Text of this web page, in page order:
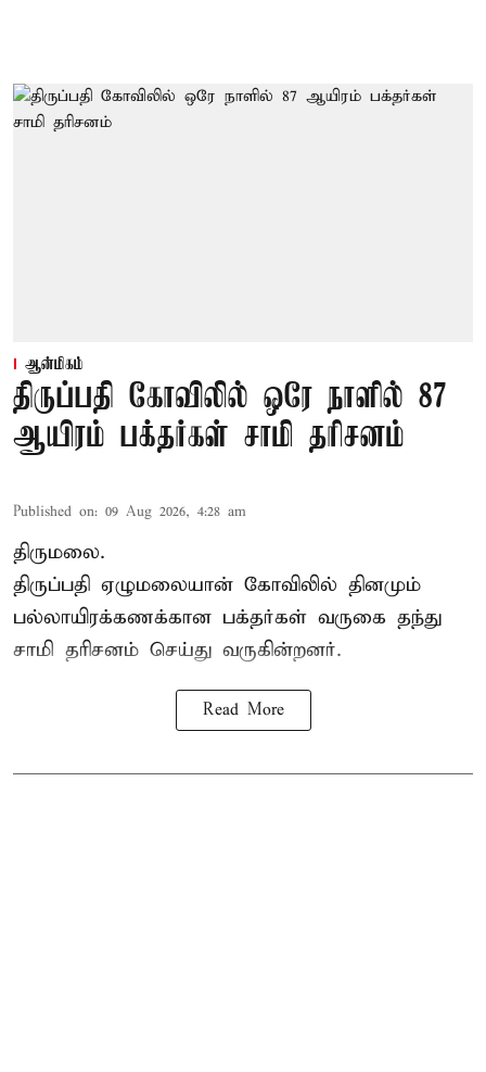
ஆன்மிகம்
திருப்பதி கோவிலில் ஒரே நாளில் 87
ஆயிரம் பக்தர்கள் சாமி தரிசனம்
Published on: 09 Aug 2026, 4:28 am
திருமலை.
திருப்பதி ஏழுமலையான் கோவிலில் தினமும்
பல்லாயிரக்கணக்கான பக்தர்கள் வருகை தந்து
சாமி தரிசனம் செய்து வருகின்றனர்.
Read More